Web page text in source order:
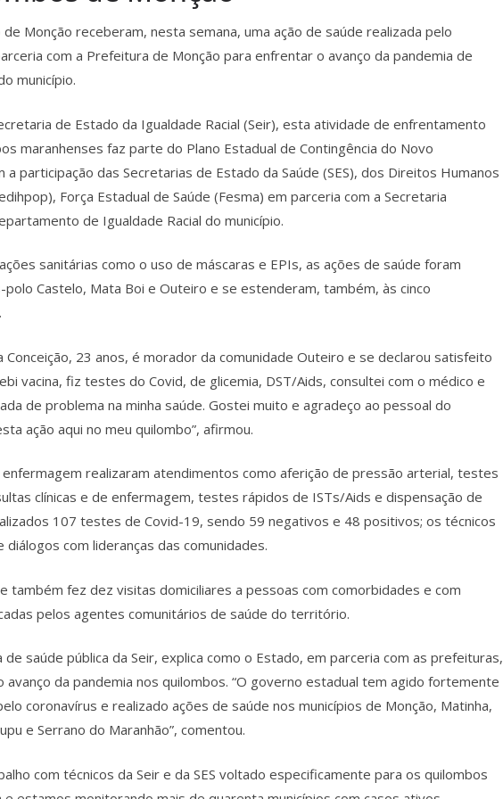
Monção receberam, nesta semana, uma ação de saúde realizada pelo
com a Prefeitura de Monção para enfrentar o avanço da pandemia de
município.
de Estado da Igualdade Racial (Seir), esta atividade de enfrentamento
maranhenses faz parte do Plano Estadual de Contingência do Novo
a participação das Secretarias de Estado da Saúde (SES), dos Direitos Humanos
Força Estadual de Saúde (Fesma) em parceria com a Secretaria
de Igualdade Racial do município.
sanitárias como o uso de máscaras e EPIs, as ações de saúde foram
Castelo, Mata Boi e Outeiro e se estenderam, também, às cinco
Conceição, 23 anos, é morador da comunidade Outeiro e se declarou satisfeito
vacina, fiz testes do Covid, de glicemia, DST/Aids, consultei com o médico e
de problema na minha saúde. Gostei muito e agradeço ao pessoal do
ação aqui no meu quilombo”, afirmou.
realizaram atendimentos como aferição de pressão arterial, testes
clínicas e de enfermagem, testes rápidos de ISTs/Aids e dispensação de
107 testes de Covid-19, sendo 59 negativos e 48 positivos; os técnicos
com lideranças das comunidades.
também fez dez visitas domiciliares a pessoas com comorbidades e com
pelos agentes comunitários de saúde do território.
saúde pública da Seir, explica como o Estado, em parceria com as prefeituras,
da pandemia nos quilombos. “O governo estadual tem agido fortemente
coronavírus e realizado ações de saúde nos municípios de Monção, Matinha,
e Serrano do Maranhão”, comentou.
com técnicos da Seir e da SES voltado especificamente para os quilombos